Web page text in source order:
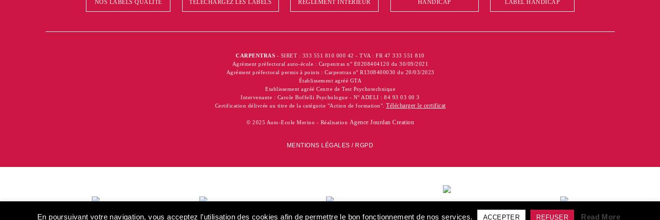
NOS LABELS QUALITÉ TÉLÉCHARGEZ LES LABELS RÉGLEMENT INTÉRIEUR
HANDICAP
LABEL HANDICAP
CARPENTRAS - SIRET : 333 551 810 000 42 - TVA : FR 47 333 551 810
Agrément préfectoral auto-école : Carpentras n° E0208404120 du 30/09/2021
Agrément préfectoral permis à points : Carpentras n° R1308400030 du 20/03/2023
Établissement agréé GTA
Etablissement agréé Centre de Test Psychotechnique
Intervenante : Carole Boffelli Psychologue - N° ADELI : 84 93 03 00 3
Certification délivrée au titre de la catégorie "Action de formation".Télécharger le certificat
© 2025 Auto-Ecole Merino - Réalisation Agence Jourdan Creation
MENTIONS LÉGALES / RGPD
En poursuivant votre navigation, vous acceptez l’utilisation des cookies afin de permettre le bon fonctionnement de nos services. ACCEPTER REFUSER Read More